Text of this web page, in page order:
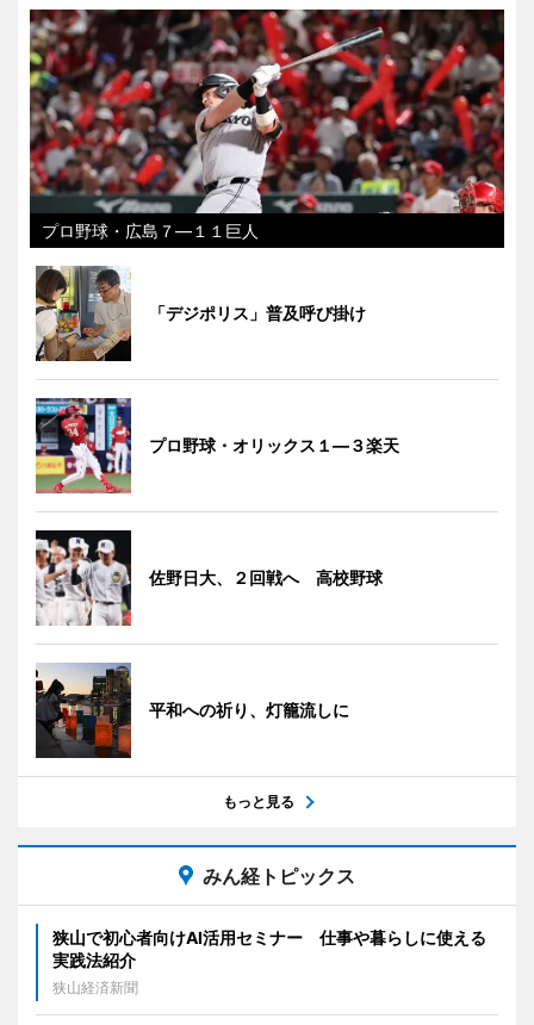
プロ野球・広島７―１１巨人
「デジポリス」普及呼び掛け
プロ野球・オリックス１―３楽天
佐野日大、２回戦へ 高校野球
平和への祈り、灯籠流しに
もっと見る
みん経トピックス
狭山で初心者向けAI活用セミナー 仕事や暮らしに使える
実践法紹介
狭山経済新聞